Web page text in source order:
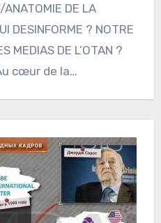
ANATOMIE DE LA
DESINFORME ? NOTRE
MEDIAS DE L’OTAN ?
cœur de la…